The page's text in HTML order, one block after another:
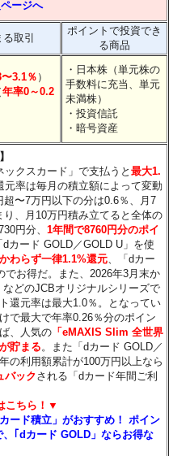
ージへ
取引
ポイントで投資でき
る商品
3.1％）
年率0～0.2
・日本株（単元株の
手数料に充当、単元
未満株）
・投資信託
・暗号資産
ックスカード」で支払うと最大1.
元率は毎月の積立額によって変動
〜7万円以下の分は0.6％、月7
、月10万円積み立てると全体の
円分、1年間で8760円分のポイ
カード GOLD／GOLD U」を使
わらず一律1.1%還元 、「dカー
でお得だ。また、2026年3月末か
どのJCBオリジナルシリーズで
還元率は最大1.0％。となってい
で最大で年率0.26％分のポイン
、人気の 「eMAXIS Slim 全世界
貯まる 。また「dカード GOLD／
の利用額累計が100万円以上なら
バックされる「dカード年間ご利
こちら！▼
ード積立」がおすすめ！ ポイン
、｢dカード GOLD」ならお得な